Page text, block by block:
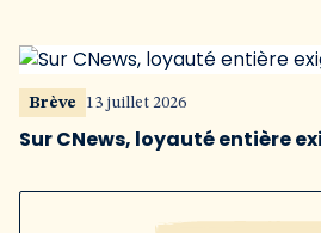
Brève 13 juillet 2026
Sur CNews, loyauté entière